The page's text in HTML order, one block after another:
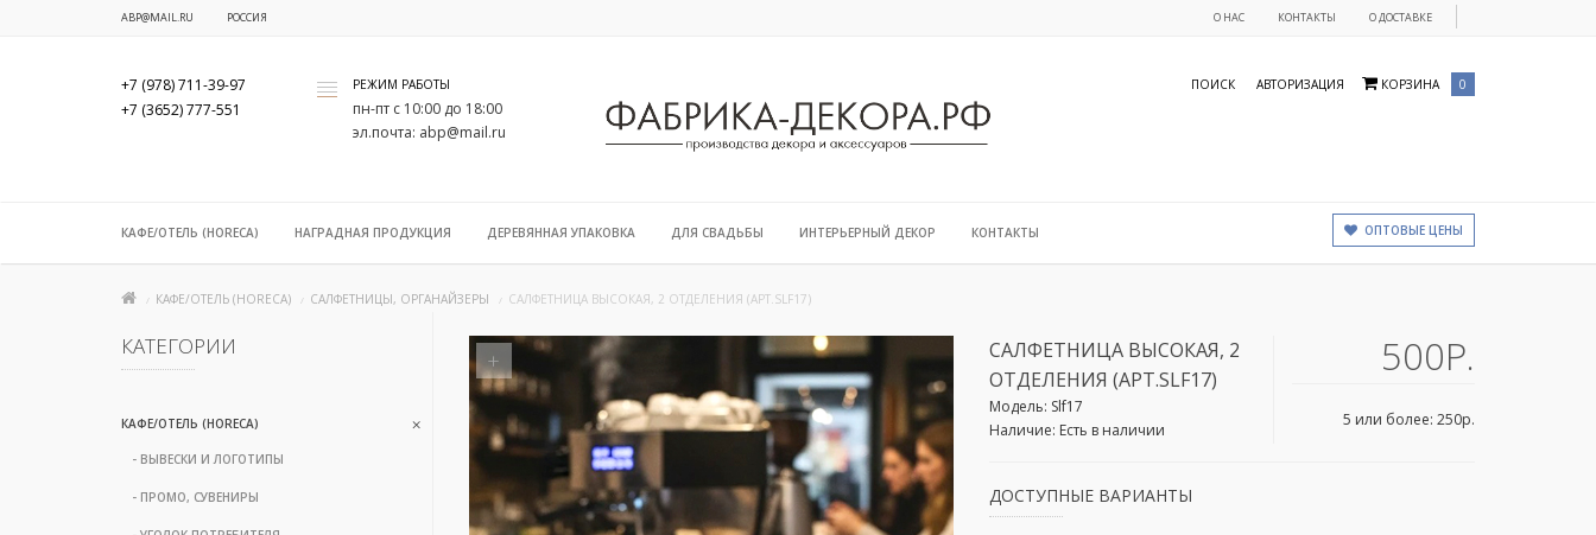
ABP@MAIL.RU РОССИЯ О НАС КОНТАКТЫ О ДОСТАВКЕ
+7 (978) 711-39-97
+7 (3652) 777-551
РЕЖИМ РАБОТЫ
пн-пт с 10:00 до 18:00
эл.почта: abp@mail.ru
ПОИСК АВТОРИЗАЦИЯ КОРЗИНА 0
КАФЕ/ОТЕЛЬ (HORECA) НАГРАДНАЯ ПРОДУКЦИЯ ДЕРЕВЯННАЯ УПАКОВКА ДЛЯ СВАДЬБЫ ИНТЕРЬЕРНЫЙ ДЕКОР КОНТАКТЫ ОПТОВЫЕ ЦЕНЫ
КАФЕ/ОТЕЛЬ (HORECA) САЛФЕТНИЦЫ, ОРГАНАЙЗЕРЫ САЛФЕТНИЦА ВЫСОКАЯ, 2 ОТДЕЛЕНИЯ (АРТ.SLF17)
КАТЕГОРИИ
КАФЕ/ОТЕЛЬ (HORECA)
- ВЫВЕСКИ И ЛОГОТИПЫ
- ПРОМО, СУВЕНИРЫ
+
САЛФЕТНИЦА ВЫСОКАЯ, 2
ОТДЕЛЕНИЯ (АРТ.SLF17)
Модель: Slf17
Наличие: Есть в наличии
500Р.
5 или более: 250р.
ДОСТУПНЫЕ ВАРИАНТЫ